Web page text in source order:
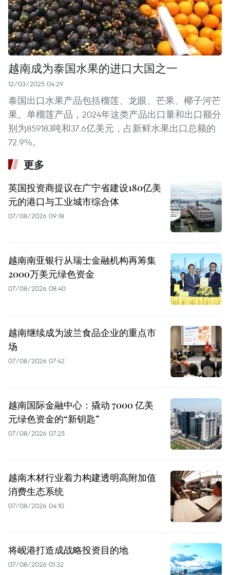
越南成为泰国水果的进口大国之一
12/03/2025 04:29
泰国出口水果产品包括榴莲、龙眼、芒果、椰子河芒
果。单榴莲产品，2024年这类产品出口量和出口额分
别为859183吨和37.6亿美元，占新鲜水果出口总额的
72.9%。
更多
英国投资商提议在广宁省建设180亿美
元的港口与工业城市综合体
07/08/2026 09:18
越南南亚银行从瑞士金融机构再筹集
2000万美元绿色资金
07/08/2026 08:40
越南继续成为波兰食品企业的重点市
场
07/08/2026 07:42
越南国际金融中心：撬动 7000 亿美
元绿色资金的“新钥匙”
07/08/2026 07:25
越南木材行业着力构建透明高附加值
消费生态系统
07/08/2026 04:10
将岘港打造成战略投资目的地
07/08/2026 01:32